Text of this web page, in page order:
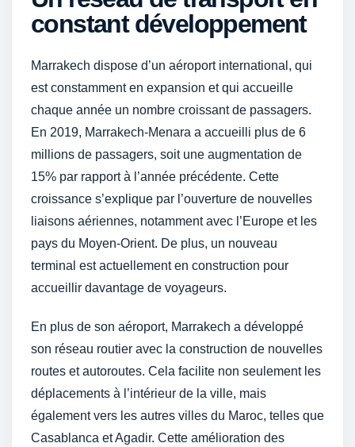
constant développement
Marrakech dispose d’un aéroport international, qui
est constamment en expansion et qui accueille
chaque année un nombre croissant de passagers.
En 2019, Marrakech-Menara a accueilli plus de 6
millions de passagers, soit une augmentation de
15% par rapport à l’année précédente. Cette
croissance s’explique par l’ouverture de nouvelles
liaisons aériennes, notamment avec l’Europe et les
pays du Moyen-Orient. De plus, un nouveau
terminal est actuellement en construction pour
accueillir davantage de voyageurs.
En plus de son aéroport, Marrakech a développé
son réseau routier avec la construction de nouvelles
routes et autoroutes. Cela facilite non seulement les
déplacements à l’intérieur de la ville, mais
également vers les autres villes du Maroc, telles que
Casablanca et Agadir. Cette amélioration des